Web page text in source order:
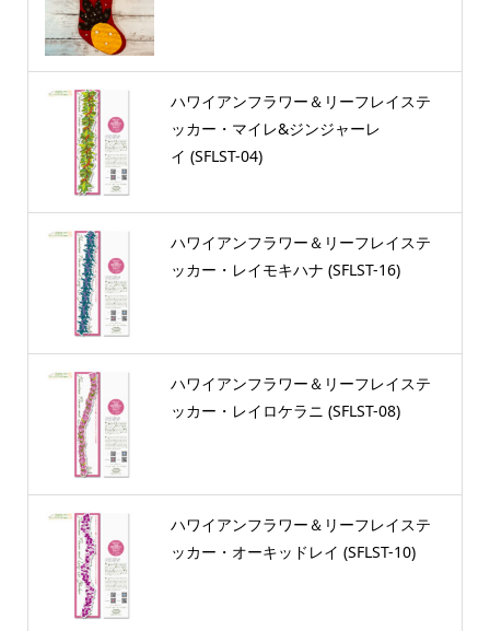
ハワイアンフラワー＆リーフレイステ
ッカー・マイレ&ジンジャーレ
イ (SFLST-04)
ハワイアンフラワー＆リーフレイステ
ッカー・レイモキハナ (SFLST-16)
ハワイアンフラワー＆リーフレイステ
ッカー・レイロケラニ (SFLST-08)
ハワイアンフラワー＆リーフレイステ
ッカー・オーキッドレイ (SFLST-10)